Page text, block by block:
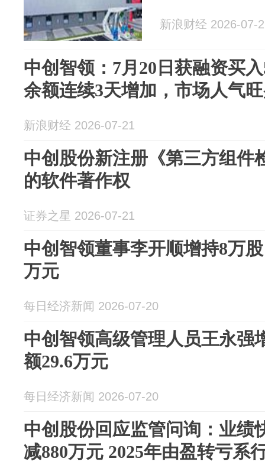
新浪财经 2026-07-
中创智领：7月20日获融资买
余额连续3天增加，市场人气
新浪财经 2026-07-21
中创股份新注册《第三方组件
的软件著作权
证券之星 2026-07-21
中创智领董事李开顺增持8万
万元
每日经济新闻 2026-07-20
中创智领高级管理人员王永强
额29.6万元
每日经济新闻 2026-07-20
中创股份回应监管问询：业绩
减880万元 2025年由盈转亏系